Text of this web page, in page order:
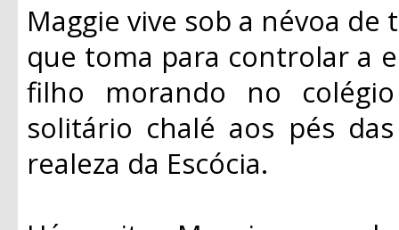
Maggie vive sob a névoa
que toma para controlar a
filho morando no
solitário chalé aos pés
realeza da Escócia.